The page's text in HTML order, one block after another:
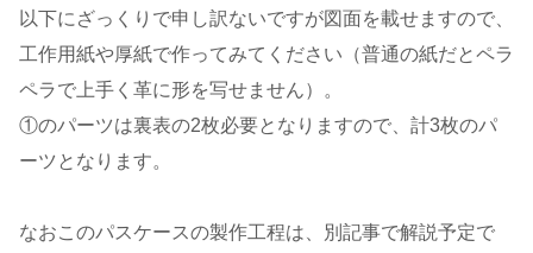
以下にざっくりで申し訳ないですが図面を載せますので、
工作用紙や厚紙で作ってみてください（普通の紙だとペラ
ペラで上手く革に形を写せません）。
①のパーツは裏表の2枚必要となりますので、計3枚のパ
ーツとなります。
なおこのパスケースの製作工程は、別記事で解説予定で